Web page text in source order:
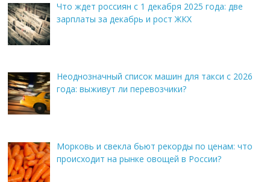
Что ждет россиян с 1 декабря 2025 года: две
зарплаты за декабрь и рост ЖКХ
Неоднозначный список машин для такси с 2026
года: выживут ли перевозчики?
Морковь и свекла бьют рекорды по ценам: что
происходит на рынке овощей в России?